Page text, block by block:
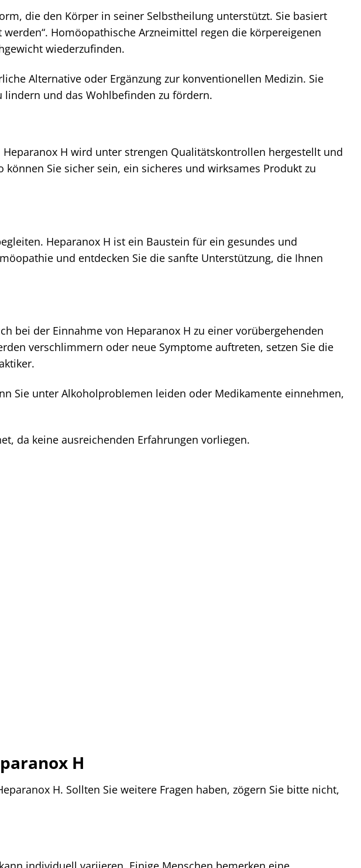
die den Körper in seiner Selbstheilung unterstützt. Sie basiert
Homöopathische Arzneimittel regen die körpereigenen
wiederzufinden.
Alternative oder Ergänzung zur konventionellen Medizin. Sie
lindern und das Wohlbefinden zu fördern.
H wird unter strengen Qualitätskontrollen hergestellt und
Sie sicher sein, ein sicheres und wirksames Produkt zu
Heparanox H ist ein Baustein für ein gesundes und
und entdecken Sie die sanfte Unterstützung, die Ihnen
bei der Einnahme von Heparanox H zu einer vorübergehenden
verschlimmern oder neue Symptome auftreten, setzen Sie die
Sie unter Alkoholproblemen leiden oder Medikamente einnehmen,
da keine ausreichenden Erfahrungen vorliegen.
H
H. Sollten Sie weitere Fragen haben, zögern Sie bitte nicht,